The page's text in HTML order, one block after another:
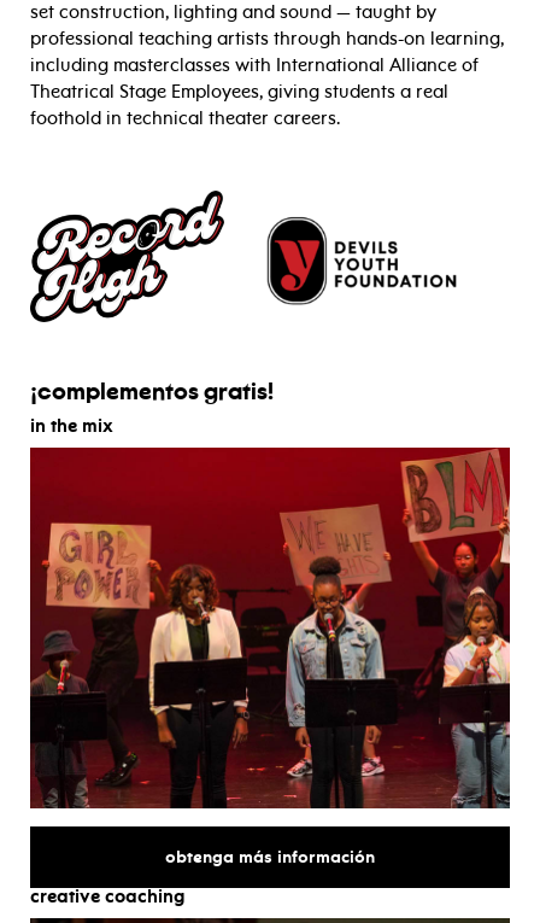
set construction, lighting and sound — taught by
professional teaching artists through hands-on learning,
including masterclasses with International Alliance of
Theatrical Stage Employees, giving students a real
foothold in technical theater careers.
¡complementos gratis!
in the mix
obtenga más informaciónsobre
creative coaching